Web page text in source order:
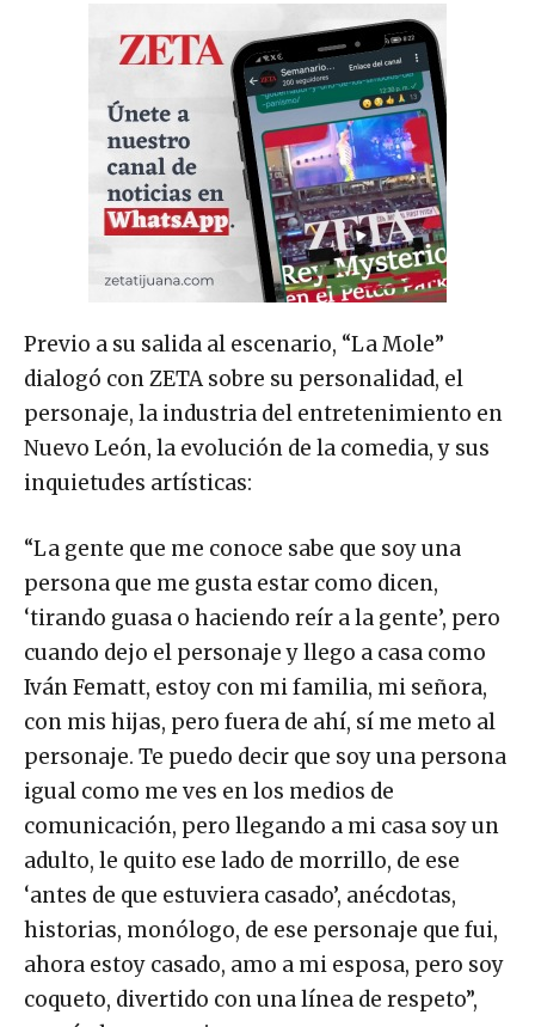
Previo a su salida al escenario, “La Mole”
dialogó con ZETA sobre su personalidad, el
personaje, la industria del entretenimiento en
Nuevo León, la evolución de la comedia, y sus
inquietudes artísticas:
“La gente que me conoce sabe que soy una
persona que me gusta estar como dicen,
‘tirando guasa o haciendo reír a la gente’, pero
cuando dejo el personaje y llego a casa como
Iván Fematt, estoy con mi familia, mi señora,
con mis hijas, pero fuera de ahí, sí me meto al
personaje. Te puedo decir que soy una persona
igual como me ves en los medios de
comunicación, pero llegando a mi casa soy un
adulto, le quito ese lado de morrillo, de ese
‘antes de que estuviera casado’, anécdotas,
historias, monólogo, de ese personaje que fui,
ahora estoy casado, amo a mi esposa, pero soy
coqueto, divertido con una línea de respeto”,